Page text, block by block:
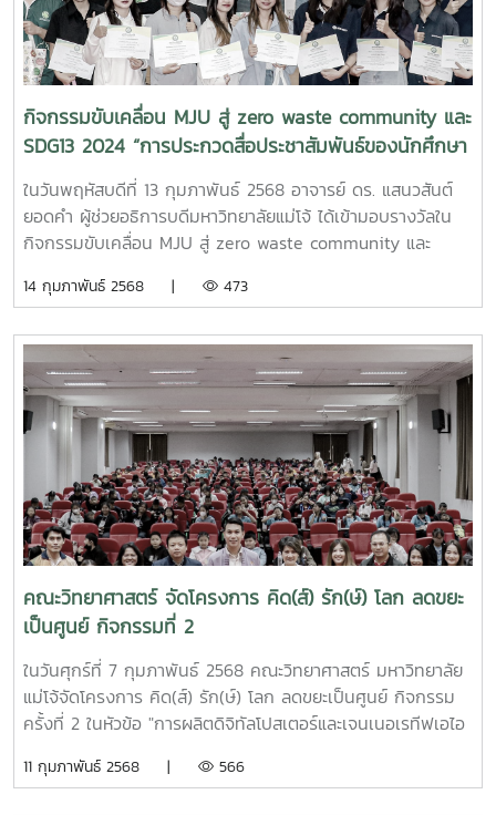
คุณเยาวภา เขื่อนคำหมวดที่6 : คุณณัฐชาพงษ์ รักสกุลกานต์
เลขานุการ : คุณนงลักษณ์ โปงหาญ
กิจกรรมขับเคลื่อน MJU สู่ zero waste community และ
SDG13 2024 “การประกวดสื่อประชาสัมพันธ์ของนักศึกษา
ในการรณรงค์เรื่องการจัดการขยะในมหาวิทยาลัย”
ในวันพฤหัสบดีที่ 13 กุมภาพันธ์ 2568 อาจารย์ ดร. แสนวสันต์
ยอดคำ ผู้ช่วยอธิการบดีมหาวิทยาลัยแม่โจ้ ได้เข้ามอบรางวัลใน
กิจกรรมขับเคลื่อน MJU สู่ zero waste community และ
รณรงค์เรื่องการจัดการขยะในมหาวิทยาลัย” จัดโดยคณะ
นักศึกษาได้ส่งผลงานประเภทโปสเตอร์และVDO clip เข้าร่วม
ทั้งหมด 17 ทีม ณ ห้องเอกกภพวิทยา คณะวิทยาศาสตร์
มหาวิทยาลัยแม่โจ้
14 กุมภาพันธ์ 2568 | 473
คณะวิทยาศาสตร์ จัดโครงการ คิด(ส์) รัก(ษ์) โลก ลดขยะ
เป็นศูนย์ กิจกรรมที่ 2
ในวันศุกร์ที่ 7 กุมภาพันธ์ 2568 คณะวิทยาศาสตร์ มหาวิทยาลัย
แม่โจ้จัดโครงการ คิด(ส์) รัก(ษ์) โลก ลดขยะเป็นศูนย์ กิจกรรม
ครั้งที่ 2 ในหัวข้อ "การผลิตดิจิทัลโปสเตอร์และเจนเนอเรทีฟเอไอ
โรงเรียนจำนวน 10 โรงเรียน นักเรียนทั้งหมด 200 คน จัดโดย
11 กุมภาพันธ์ 2568 | 566